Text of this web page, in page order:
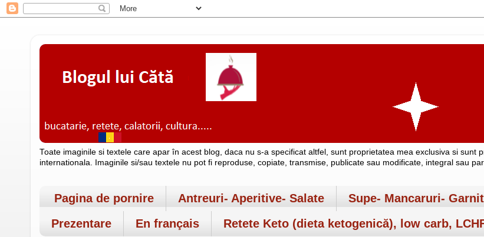
Toate imaginile si textele care apar în acest blog, daca nu s-a specificat altfel, sunt proprietatea mea exclusiva si
internationala. Imaginile si/sau textele nu pot fi reproduse, copiate, transmise, publicate sau modificate, integral sau
Pagina de pornire Antreuri- Aperitive- Salate Supe- Mancaruri-
Prezentare
En français Retete Keto (dieta ketogenică), low carb,